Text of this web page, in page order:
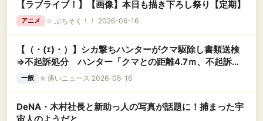
【ラブライブ！】【画像】本日も描き下ろし祭り【定期】
アニメ ☆ ぷちそく！！ 2026-06-16
【（・(ｪ)・）】シカ撃ちハンターがクマ駆除し書類送検
⇒不起訴処分 ハンター「クマとの距離4.7ｍ、不起訴に
安心」鉢合わせし発砲
一般 ★ 痛いニュース 2026-06-16
DeNA・木村社長と新助っ人の写真が話題に！捕まった宇